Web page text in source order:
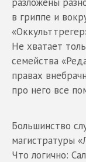
в гриппе и
Не хватает
семейства
правах
про него все
Большинство
магистратуры
Что логично: